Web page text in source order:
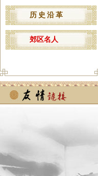
历史沿革
郊区名人